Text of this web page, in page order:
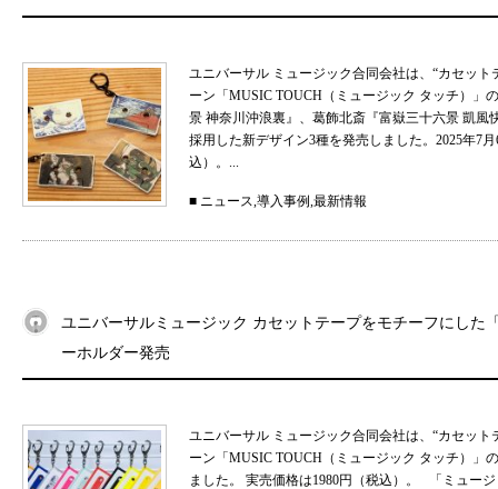
ユニバーサル ミュージック合同会社は、“カセッ
ーン「MUSIC TOUCH（ミュージック タッチ）」
景 神奈川沖浪裏』、葛飾北斎『富嶽三十六景 凱
採用した新デザイン3種を発売しました。2025年7
込）。...
■ ニュース,導入事例,最新情報
ユニバーサルミュージック カセットテープをモチーフにした
ーホルダー発売
ユニバーサル ミュージック合同会社は、“カセッ
ーン「MUSIC TOUCH（ミュージック タッチ）」
ました。 実売価格は1980円（税込）。 「ミュー